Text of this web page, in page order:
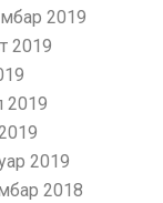
2019
2019
2019
2019
2018